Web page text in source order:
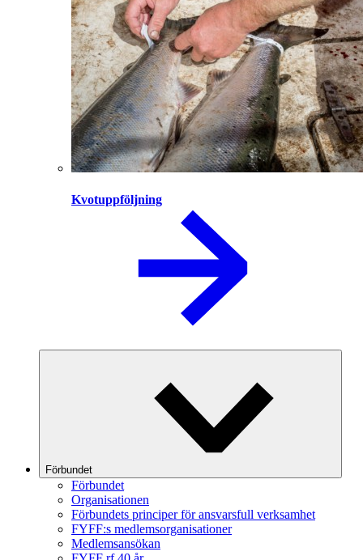
Kvotuppföljning
Förbundet
Förbundet
Organisationen
Förbundets principer för ansvarsfull verksamhet
FYFF:s medlemsorganisationer
Medlemsansökan